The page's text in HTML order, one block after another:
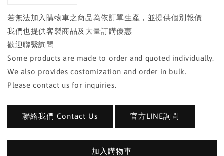
若無法加入購物車之商品為依訂單生產，並提供個別報價
我們也提供客製商品及大量訂購優惠
歡迎聯繫詢問
Some products are made to order and quoted individually.
We also provides costomization and order in bulk.
Please contact us for inquiries.
聯絡我們 Contact Us 官方LINE詢問
加入購物車